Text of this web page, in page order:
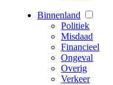
Binnenland
Politiek
Misdaad
Financieel
Ongeval
Overig
Verkeer